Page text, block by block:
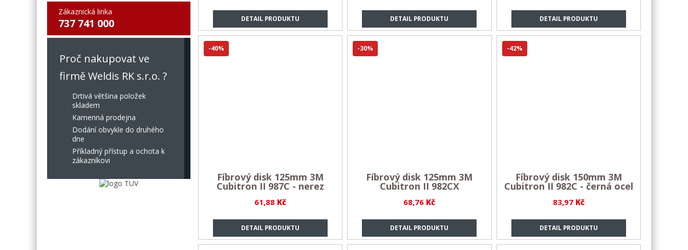
Zákaznická linka
737 741 000
Proč nakupovat ve
firmě Weldis RK s.r.o. ?
Drtivá většina položek
skladem
Kamenná prodejna
Dodání obvykle do druhého
dne
Příkladný přístup a ochota k
zákazníkovi
DETAIL PRODUKTU DETAIL PRODUKTU DETAIL PRODUKTU
61,88 Kč
DETAIL PRODUKTU
Fíbrový disk 125mm 3M
Cubitron II 987C - nerez
-40%
68,76 Kč
DETAIL PRODUKTU
Fíbrový disk 125mm 3M
Cubitron II 982CX
-30%
83,97 Kč
DETAIL PRODUKTU
Fíbrový disk 150mm 3M
Cubitron II 982C - černá ocel
-42%